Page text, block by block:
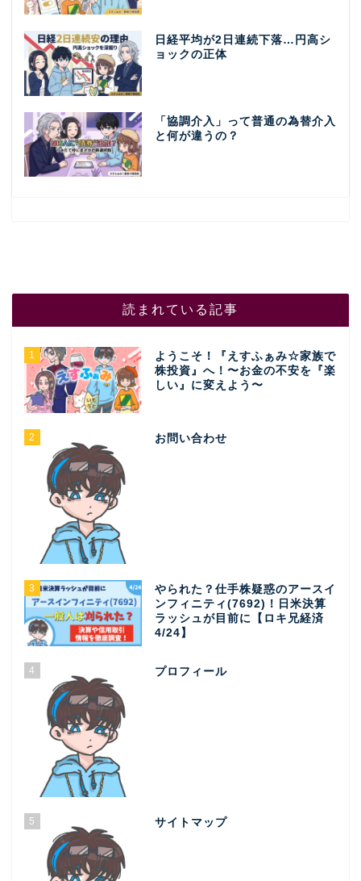
日経平均が2日連続下落…円高シ
ョックの正体
「協調介入」って普通の為替介入
と何が違うの？
読まれている記事
1
ようこそ！『えすふぁみ☆家族で
株投資』へ！〜お金の不安を『楽
しい』に変えよう〜
2 お問い合わせ
3
やられた？仕手株疑惑のアースイ
ンフィニティ(7692)！日米決算
ラッシュが目前に【ロキ兄経済
4/24】
4 プロフィール
5 サイトマップ